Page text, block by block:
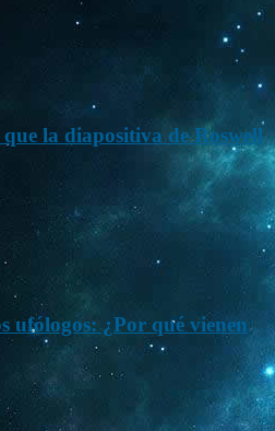
la diapositiva de Roswell
ufólogos: ¿Por qué vienen